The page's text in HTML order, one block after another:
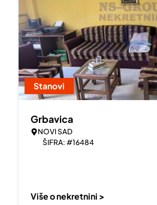
Stanovi
Grbavica
NOVI SAD
ŠIFRA: #16484
Više o nekretnini >